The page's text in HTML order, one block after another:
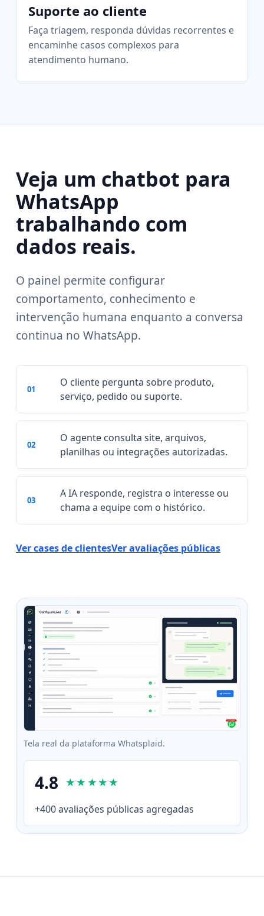
Suporte ao cliente
Faça triagem, responda dúvidas recorrentes e
encaminhe casos complexos para
atendimento humano.
Veja um chatbot para
WhatsApp
trabalhando com
dados reais.
O painel permite configurar
comportamento, conhecimento e
intervenção humana enquanto a conversa
continua no WhatsApp.
01
O cliente pergunta sobre produto,
serviço, pedido ou suporte.
02
O agente consulta site, arquivos,
planilhas ou integrações autorizadas.
03
A IA responde, registra o interesse ou
chama a equipe com o histórico.
Ver cases de clientesVer avaliações públicas
Tela real da plataforma Whatsplaid.
4.8 ★★★★★
+400 avaliações públicas agregadas